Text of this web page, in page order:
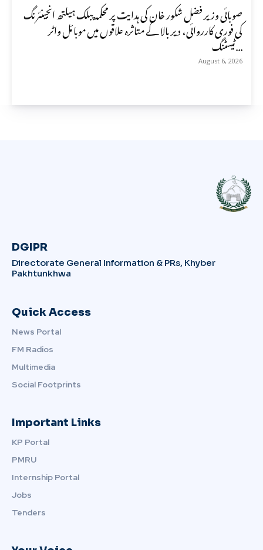
صوبائی وزیر فضل شکور خان کی ہدایت پر محکمہ پبلک ہیلتھ انجینئرنگ
کی فوری کارروائی، دیر بالا کے متاثرہ علاقوں میں موبائل واٹر
ٹیسٹنگ...
August 6, 2026
DGIPR
Directorate General Information & PRs, Khyber
Pakhtunkhwa
Quick Access
News Portal
FM Radios
Multimedia
Social Footprints
Important Links
KP Portal
PMRU
Internship Portal
Jobs
Tenders